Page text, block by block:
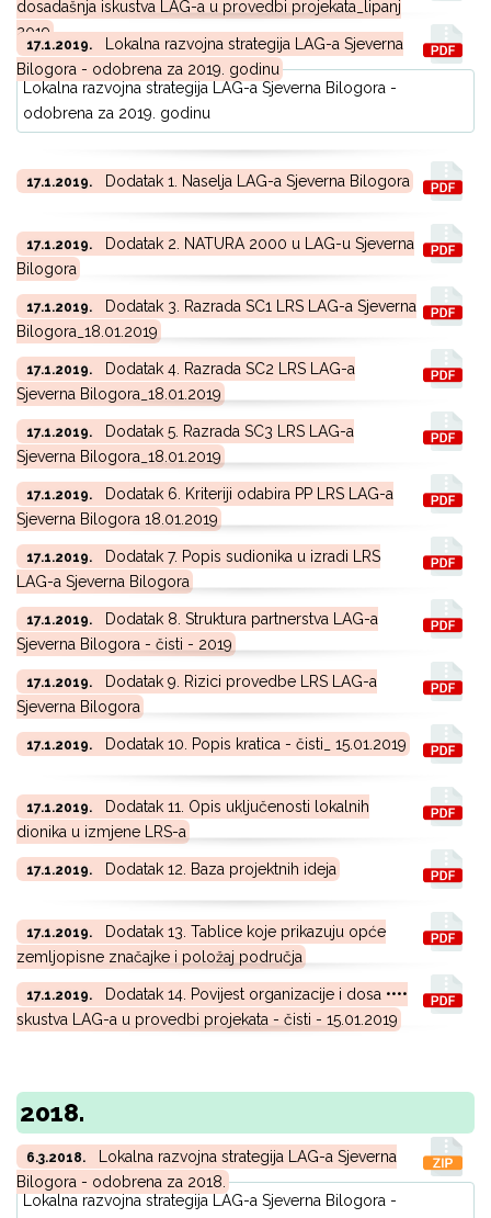
dosadašnja iskustva LAG-a u provedbi projekata_lipanj
2019
17.1.2019.
Lokalna razvojna strategija LAG-a Sjeverna
Bilogora - odobrena za 2019. godinu
Lokalna razvojna strategija LAG-a Sjeverna Bilogora -
odobrena za 2019. godinu
17.1.2019. Dodatak 1. Naselja LAG-a Sjeverna Bilogora
17.1.2019.
Dodatak 2. NATURA 2000 u LAG-u Sjeverna
Bilogora
17.1.2019.
Dodatak 3. Razrada SC1 LRS LAG-a Sjeverna
Bilogora_18.01.2019
17.1.2019.
Dodatak 4. Razrada SC2 LRS LAG-a
Sjeverna Bilogora_18.01.2019
17.1.2019.
Dodatak 5. Razrada SC3 LRS LAG-a
Sjeverna Bilogora_18.01.2019
17.1.2019.
Dodatak 6. Kriteriji odabira PP LRS LAG-a
Sjeverna Bilogora 18.01.2019
17.1.2019.
Dodatak 7. Popis sudionika u izradi LRS
LAG-a Sjeverna Bilogora
17.1.2019.
Dodatak 8. Struktura partnerstva LAG-a
Sjeverna Bilogora - čisti - 2019
17.1.2019.
Dodatak 9. Rizici provedbe LRS LAG-a
Sjeverna Bilogora
17.1.2019. Dodatak 10. Popis kratica - čisti_ 15.01.2019
17.1.2019.
Dodatak 11. Opis uključenosti lokalnih
dionika u izmjene LRS-a
17.1.2019. Dodatak 12. Baza projektnih ideja
17.1.2019.
Dodatak 13. Tablice koje prikazuju opće
zemljopisne značajke i položaj područja
17.1.2019.
Dodatak 14. Povijest organizacije i dosa ••••
skustva LAG-a u provedbi projekata - čisti - 15.01.2019
2018.
6.3.2018.
Lokalna razvojna strategija LAG-a Sjeverna
Bilogora - odobrena za 2018.
Lokalna razvojna strategija LAG-a Sjeverna Bilogora -